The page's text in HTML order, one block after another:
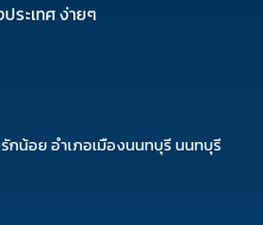
ระเทศ ง่ายๆ
กน้อย อำเภอเมืองนนทบุรี นนทบุรี